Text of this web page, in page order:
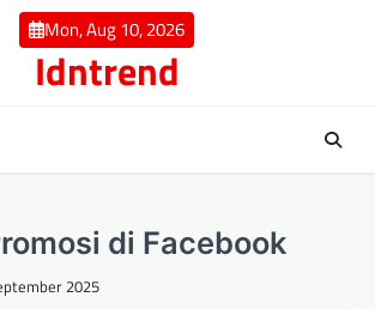
Mon, Aug 10, 2026
Idntrend
di Facebook
2025